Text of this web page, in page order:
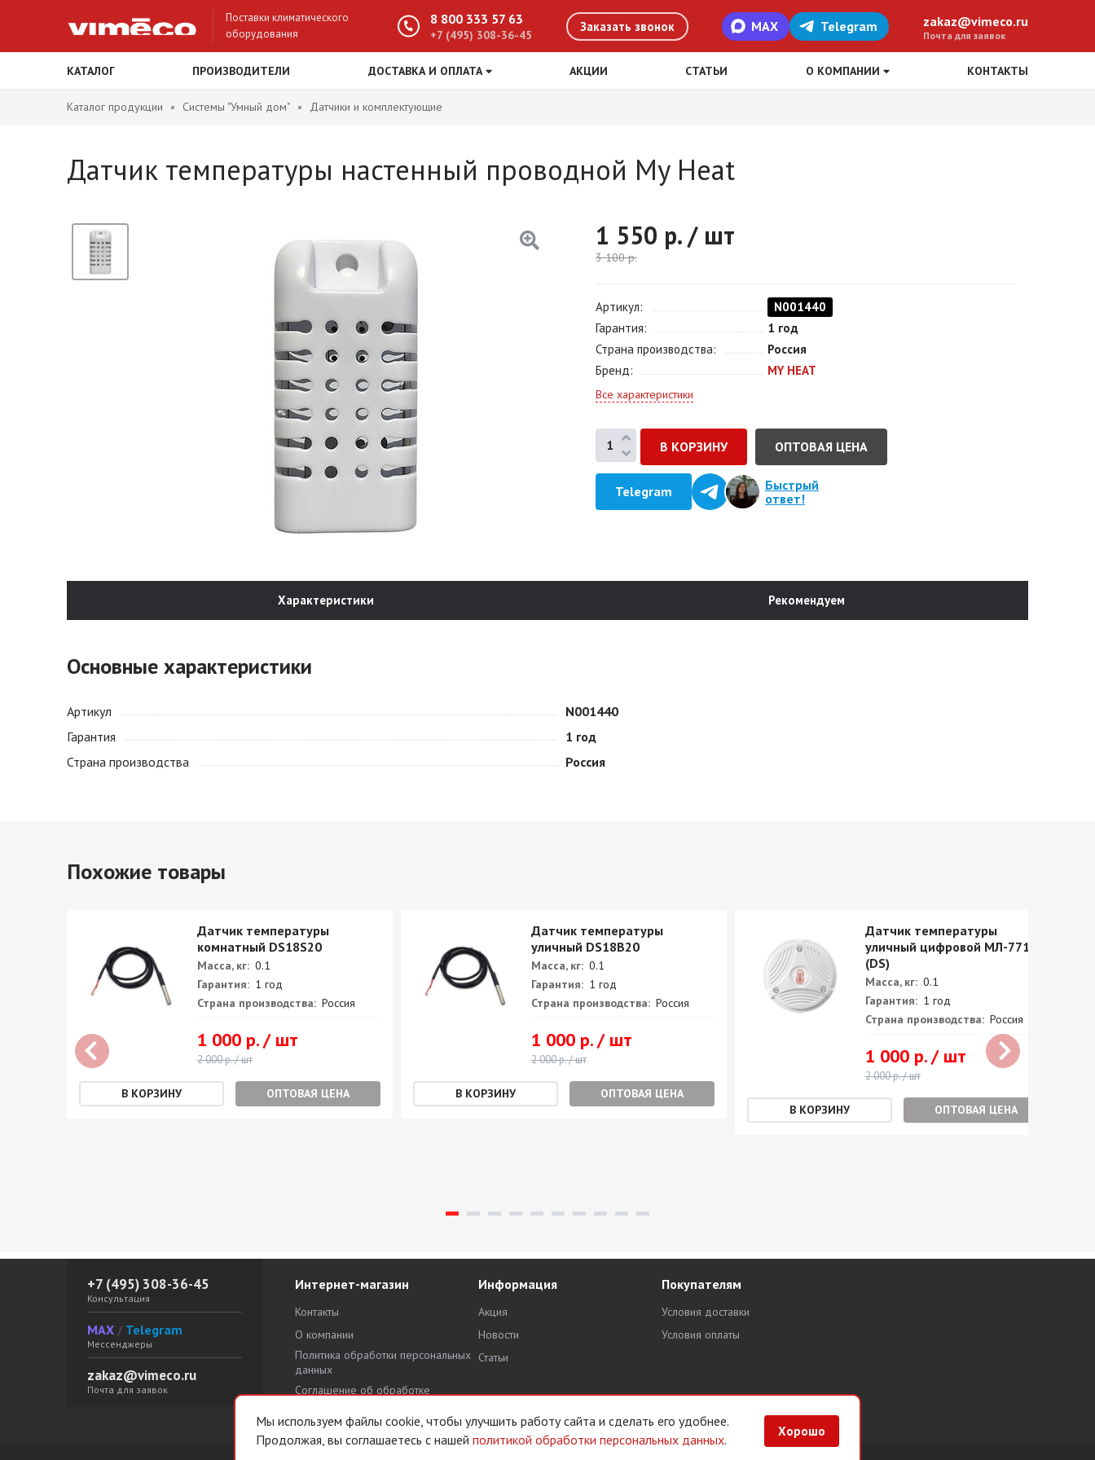
Поставки климатического
оборудования
8 800 333 57 63
+7 (495) 308-36-45
Заказать звонок MAX Telegram zakaz@vimeco.ru
Почта для заявок
КАТАЛОГ ПРОИЗВОДИТЕЛИ ДОСТАВКА И ОПЛАТА АКЦИИ СТАТЬИ О КОМПАНИИ КОНТАКТЫ
Каталог продукции Системы "Умный дом" Датчики и комплектующие
Датчик температуры настенный проводной My Heat
1 550 р. / шт
3 100р.
Артикул
N001440
Гарантия
1 год
Страна производства
Россия
Бренд
MY HEAT
Все характеристики
ОПТОВАЯ ЦЕНА
Telegram
Быстрый
ответ!
Характеристики Рекомендуем
Основные характеристики
Артикул
N001440
Гарантия
1 год
Страна производства
Россия
Похожие товары
Датчик температуры
комнатный DS18S20
Масса, кг: 0.1
Гарантия: 1 год
Страна производства: Россия
1 000 р. / шт
2 000 р. / шт
ОПТОВАЯ ЦЕНА
Датчик температуры
уличный DS18B20
Масса, кг: 0.1
Гарантия: 1 год
Страна производства: Россия
1 000 р. / шт
2 000 р. / шт
ОПТОВАЯ ЦЕНА
Датчик температуры
уличный цифровой МЛ-771
(DS)
Масса, кг: 0.1
Гарантия: 1 год
Страна производства: Россия
1 000 р. / шт
2 000 р. / шт
ОПТОВАЯ ЦЕНА
+7 (495) 308-36-45
Консультация
MAX / Telegram
Мессенджеры
zakaz@vimeco.ru
Почта для заявок
Интернет-магазин
Контакты
О компании
Политика обработки персональных
данных
Соглашение об обработке
Информация
Акция
Новости
Статьи
Покупателям
Условия доставки
Условия оплаты
Мы используем файлы cookie, чтобы улучшить работу сайта и сделать его удобнее.
Продолжая, вы соглашаетесь с нашей политикой обработки персональных данных.
Хорошо